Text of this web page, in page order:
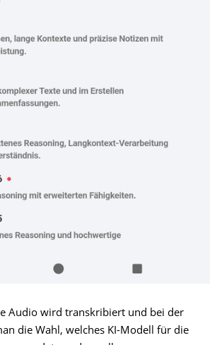
Audio wird transkribiert und bei der
die Wahl, welches KI-Modell für die